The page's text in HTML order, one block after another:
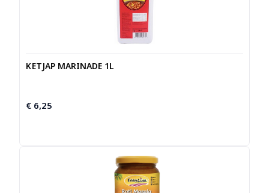
KETJAP MARINADE 1L
€ 6,25